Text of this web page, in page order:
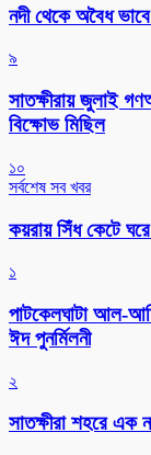
নদী থেকে অবৈধ
৯
সাতক্ষীরায় জুলাই
বিক্ষোভ মিছিল
১০
সর্বশেষ সব খবর
কয়রায় সিঁধ কেটে
১
পাটকেলঘাটা আল-
ঈদ পুনর্মিলনী
২
সাতক্ষীরা শহরে এক